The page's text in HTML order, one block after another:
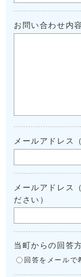
お問い合わせ内容
メールアドレス
メールアドレス
ださい）
当町からの回答
回答をメールで